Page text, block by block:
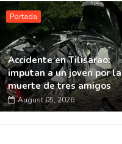
Portada
Accidente en Tilisarao:
imputan a un joven por la
muerte de tres amigos
August 05, 2026